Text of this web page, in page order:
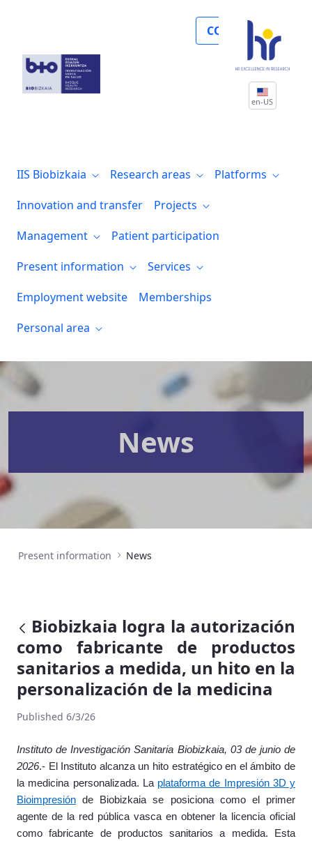
COLLABORATE
en-US
IIS Biobizkaia Research areas
Platforms
Innovation and transfer
Projects
Management
Patient participation
Present information
Services
Employment website
Memberships
Personal area
News
Present information News
Biobizkaia logra la autorización
como fabricante de productos
sanitarios a medida, un hito en la
personalización de la medicina
Published 6/3/26
Instituto de Investigación Sanitaria Biobizkaia, 03 de junio de
2026.- El Instituto alcanza un hito estratégico en el ámbito de
la medicina personalizada. La plataforma de
Impresión 3D y
Bioimpresión de Biobizkaia se posiciona comoel primer
agente de la red pública vasca en obtener la licencia oficial
como fabricante de productos sanitarios a medida. Esta